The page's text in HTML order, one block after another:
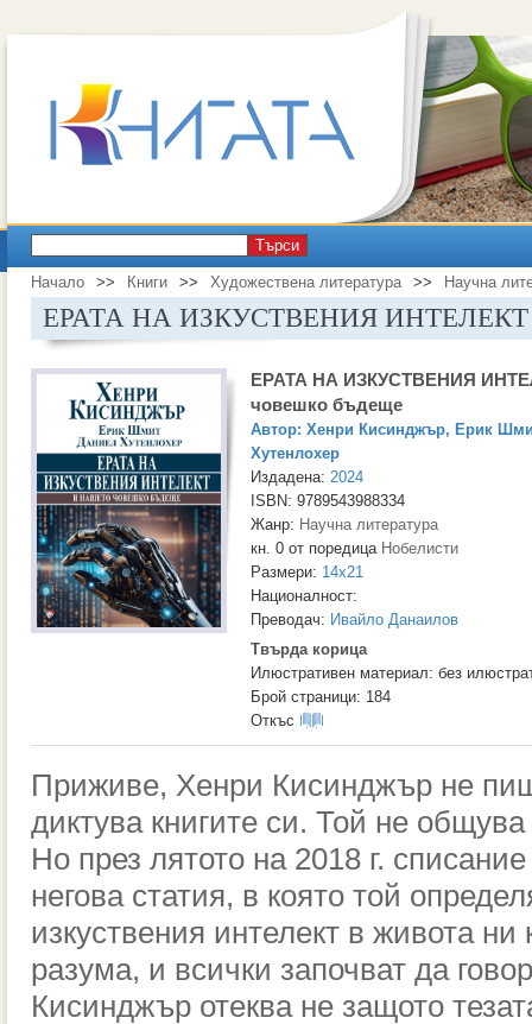
Търси
Начало >> Книги >> Художествена литература >> Научна
ЕРАТА НА ИЗКУСТВЕНИЯ ИНТЕЛЕКТ и
ЕРАТА НА ИЗКУСТВЕНИЯ
човешко бъдеще
Автор: Хенри Кисинджър, Ерик
Хутенлохер
Издадена: 2024
ISBN: 9789543988334
Жанр: Научна литература
кн. 0 от поредица Нобелисти
Размери: 14x21
Националност:
Преводач: Ивайло Данаилов
Твърда корица
Илюстративен материал: без
Брой страници: 184
Откъс
Приживе, Хенри Кисинджър не
диктува книгите си. Той не
Но през лятото на 2018 г.
негова статия, в която той
изкуствения интелект в живота ни
разума, и всички започват да
Кисинджър отеква не защото